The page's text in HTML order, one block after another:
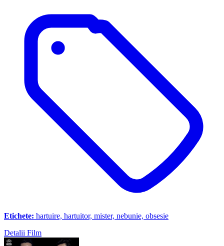
Etichete: hartuire, hartuitor, mister, nebunie, obsesie
Detalii Film